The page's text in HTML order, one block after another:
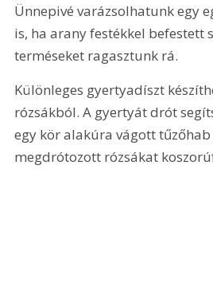
Ünnepivé varázsolhatunk egy
is, ha arany festékkel befestett
terméseket ragasztunk rá.
Különleges gyertyadíszt
rózsákból. A gyertyát drót
egy kör alakúra vágott
megdrótozott rózsákat